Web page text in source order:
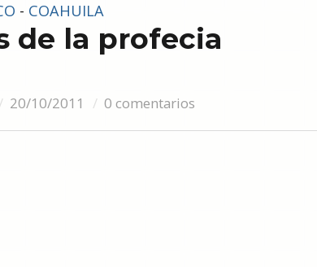
- COAHUILA
de la profecia
20/10/2011 0 comentarios